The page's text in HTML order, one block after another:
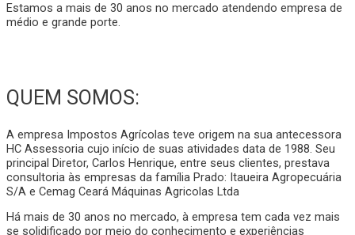
Estamos a mais de 30 anos no mercado atendendo empresa de
médio e grande porte.
QUEM SOMOS:
A empresa Impostos Agrícolas teve origem na sua antecessora
HC Assessoria cujo início de suas atividades data de 1988. Seu
principal Diretor, Carlos Henrique, entre seus clientes, prestava
consultoria às empresas da família Prado: Itaueira Agropecuária
S/A e Cemag Ceará Máquinas Agricolas Ltda
Há mais de 30 anos no mercado, à empresa tem cada vez mais
se solidificado por meio do conhecimento e experiências